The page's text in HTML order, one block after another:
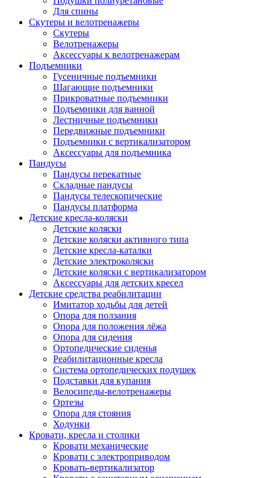
Для спины
Скутеры и велотренажеры
Скутеры
Велотренажеры
Аксессуары к велотренажерам
Подъемники
Гусеничные подъемники
Шагающие подъемники
Прикроватные подъемники
Подъемники для ванной
Лестничные подъемники
Передвижные подъемники
Подъемники с вертикализатором
Аксессуары для подъемника
Пандусы
Пандусы перекатные
Складные пандусы
Пандусы телескопические
Пандусы платформа
Детские кресла-коляски
Детские коляски
Детские коляски активного типа
Детские кресла-каталки
Детские электроколяски
Детские коляски с вертикализатором
Аксессуары для детских кресел
Детские средства реабилитации
Имитатор ходьбы для детей
Опора для ползания
Опора для положения лёжа
Опора для сидения
Ортопедические сиденья
Реабилитационные кресла
Система ортопедических подушек
Подставки для купания
Велосипеды-велотренажеры
Ортезы
Опора для стояния
Ходунки
Кровати, кресла и столики
Кровати механические
Кровати с электроприводом
Кровать-вертикализатор